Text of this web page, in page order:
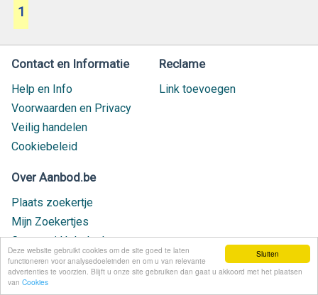
Sluiten
Deze website gebruikt cookies om de site goed te laten
functioneren voor analysedoeleinden en om u van relevante
advertenties te voorzien. Blijft u onze site gebruiken dan gaat u akkoord met het plaatsen
van Cookies
1
Contact en Informatie
Help en Info
Voorwaarden en Privacy
Veilig handelen
Cookiebeleid
Reclame
Link toevoegen
Over Aanbod.be
Plaats zoekertje
Mijn Zoekertjes
Contact / Helpdesk
Nieuw geplaatst